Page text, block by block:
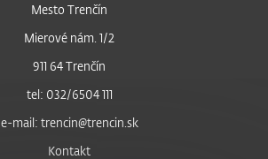
Mesto Trenčín
Mierové nám. 1/2
911 64 Trenčín
tel: 032/6504 111
e-mail: trencin@trencin.sk
Kontakt